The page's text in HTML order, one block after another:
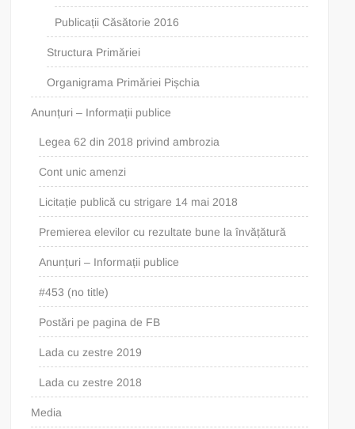
Publicații Căsătorie 2016
Structura Primăriei
Organigrama Primăriei Pișchia
Anunțuri – Informații publice
Legea 62 din 2018 privind ambrozia
Cont unic amenzi
Licitație publică cu strigare 14 mai 2018
Premierea elevilor cu rezultate bune la învățătură
Anunțuri – Informații publice
#453 (no title)
Postări pe pagina de FB
Lada cu zestre 2019
Lada cu zestre 2018
Media